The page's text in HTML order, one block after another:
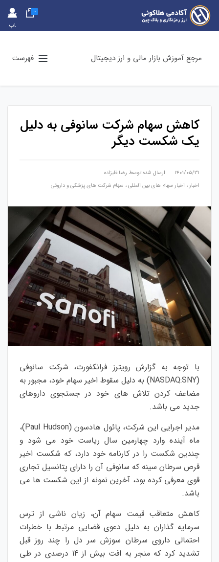
حس
اب
0
مرجع آموزش بازار مالی و ارز دیجیتال فهرست
کاهش سهام شرکت سانوفی به دلیل
یک شکست دیگر
۱۴۰۱/۰۵/۳۱ ارسال شده توسط رضا قلیزاده
اخبار ، اخبار سهام های بین المللی، سهام شرکت های پزشکی و داروئی
با توجه به گزارش رویترز فرانکفورت، شرکت سانوفی
(NASDAQ:SNY) به دلیل سقوط اخیر سهام خود، مجبور به
مضاعف کردن تلاش های خود در جستجوی داروهای
جدید می باشد.
مدیر اجرایی این شرکت، پائول هادسون (Paul Hudson)،
ماه آینده وارد چهارمین سال ریاست خود می شود و
چندین شکست را در کارنامه خود دارد، که شکست اخیر
قرص سرطان سینه که سانوفی آن را دارای پتانسیل تجاری
قوی معرفی کرده بود، آخرین نمونه از این شکست ها می
باشد.
کاهش متعاقب قیمت سهام آن، زیان ناشی از ترس
سرمایه‌ گذاران به دلیل دعوی قضایی مرتبط با خطرات
احتمالی داروی سرطان سوزش سر دل را چند روز قبل
تشدید کرد که منجر به افت بیش از 14 درصدی در طی